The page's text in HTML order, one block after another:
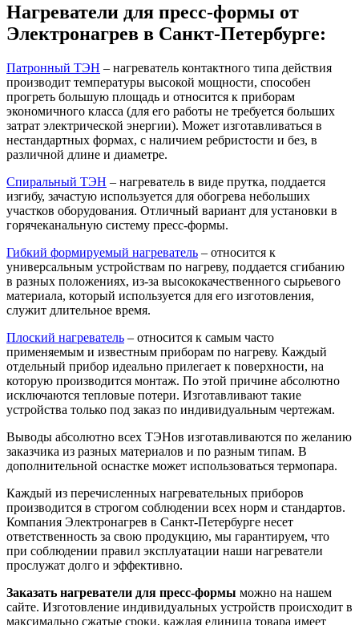
Нагреватели для пресс-формы от
Электронагрев в Санкт-Петербурге:
Патронный ТЭН – нагреватель контактного типа действия
производит температуры высокой мощности, способен
прогреть большую площадь и относится к приборам
экономичного класса (для его работы не требуется больших
затрат электрической энергии). Может изготавливаться в
нестандартных формах, с наличием ребристости и без, в
различной длине и диаметре.
Спиральный ТЭН – нагреватель в виде прутка, поддается
изгибу, зачастую используется для обогрева небольших
участков оборудования. Отличный вариант для установки в
горячеканальную систему пресс-формы.
Гибкий формируемый нагреватель – относится к
универсальным устройствам по нагреву, поддается сгибанию
в разных положениях, из-за высококачественного сырьевого
материала, который используется для его изготовления,
служит длительное время.
Плоский нагреватель – относится к самым часто
применяемым и известным приборам по нагреву. Каждый
отдельный прибор идеально прилегает к поверхности, на
которую производится монтаж. По этой причине абсолютно
исключаются тепловые потери. Изготавливают такие
устройства только под заказ по индивидуальным чертежам.
Выводы абсолютно всех ТЭНов изготавливаются по желанию
заказчика из разных материалов и по разным типам. В
дополнительной оснастке может использоваться термопара.
Каждый из перечисленных нагревательных приборов
производится в строгом соблюдении всех норм и стандартов.
Компания Электронагрев в Санкт-Петербурге несет
ответственность за свою продукцию, мы гарантируем, что
при соблюдении правил эксплуатации наши нагреватели
прослужат долго и эффективно.
Заказать нагреватели для пресс-формы можно на нашем
сайте. Изготовление индивидуальных устройств происходит в
максимально сжатые сроки, каждая единица товара имеет